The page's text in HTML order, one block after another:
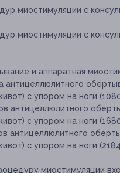
миостимуляции с
миостимуляции с
и аппаратная
антицеллюлитного
с упором на ноги
антицеллюлитного
с упором на ноги
антицеллюлитного
с упором на ноги
миостимуляции